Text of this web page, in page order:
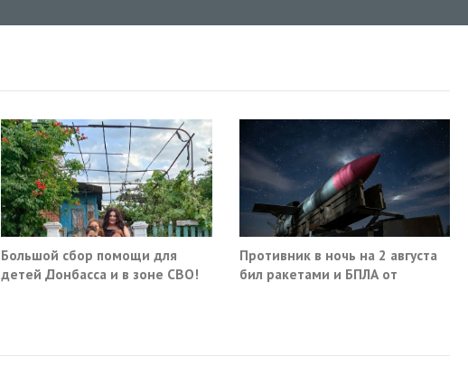
Большой сбор помощи для
детей Донбасса и в зоне СВО!
Противник в ночь на 2 августа
бил ракетами и БПЛА от